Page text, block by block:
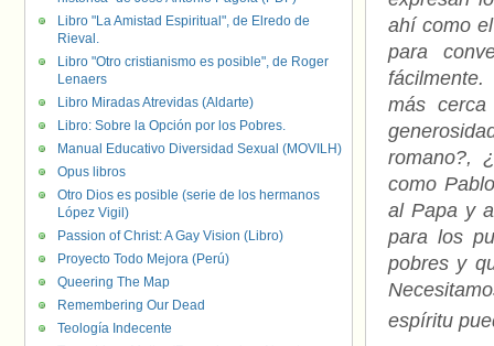
ahí como
para
más
romano?,
como
al Papa y
para los
pobres y
espíritu
Libro "La Amistad Espiritual", de Elredo de
Rieval.
Libro "Otro cristianismo es posible", de Roger
Lenaers
Libro Miradas Atrevidas (Aldarte)
Libro: Sobre la Opción por los Pobres.
Manual Educativo Diversidad Sexual (MOVILH)
Opus libros
Otro Dios es posible (serie de los hermanos
López Vigil)
Passion of Christ: A Gay Vision (Libro)
Proyecto Todo Mejora (Perú)
Queering The Map
Remembering Our Dead
Teología Indecente